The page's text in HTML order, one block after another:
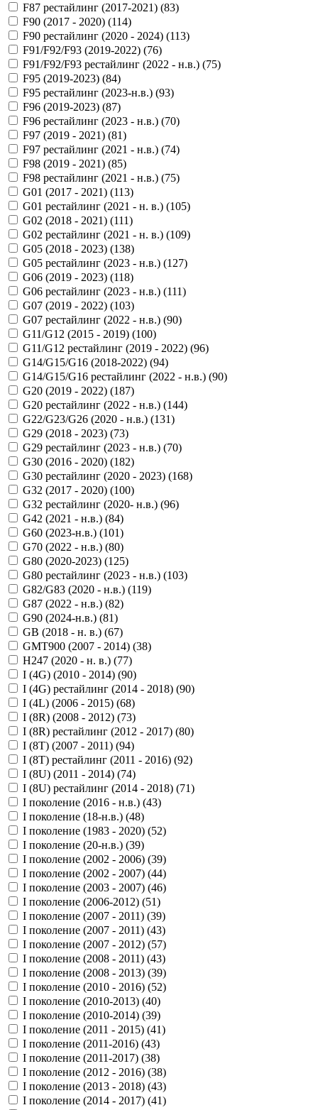
F87 рестайлинг (2017-2021) (83)
F90 (2017 - 2020) (114)
F90 рестайлинг (2020 - 2024) (113)
F91/F92/F93 (2019-2022) (76)
F91/F92/F93 рестайлинг (2022 - н.в.) (75)
F95 (2019-2023) (84)
F95 рестайлинг (2023-н.в.) (93)
F96 (2019-2023) (87)
F96 рестайлинг (2023 - н.в.) (70)
F97 (2019 - 2021) (81)
F97 рестайлинг (2021 - н.в.) (74)
F98 (2019 - 2021) (85)
F98 рестайлинг (2021 - н.в.) (75)
G01 (2017 - 2021) (113)
G01 рестайлинг (2021 - н. в.) (105)
G02 (2018 - 2021) (111)
G02 рестайлинг (2021 - н. в.) (109)
G05 (2018 - 2023) (138)
G05 рестайлинг (2023 - н.в.) (127)
G06 (2019 - 2023) (118)
G06 рестайлинг (2023 - н.в.) (111)
G07 (2019 - 2022) (103)
G07 рестайлинг (2022 - н.в.) (90)
G11/G12 (2015 - 2019) (100)
G11/G12 рестайлинг (2019 - 2022) (96)
G14/G15/G16 (2018-2022) (94)
G14/G15/G16 рестайлинг (2022 - н.в.) (90)
G20 (2019 - 2022) (187)
G20 рестайлинг (2022 - н.в.) (144)
G22/G23/G26 (2020 - н.в.) (131)
G29 (2018 - 2023) (73)
G29 рестайлинг (2023 - н.в.) (70)
G30 (2016 - 2020) (182)
G30 рестайлинг (2020 - 2023) (168)
G32 (2017 - 2020) (100)
G32 рестайлинг (2020- н.в.) (96)
G42 (2021 - н.в.) (84)
G60 (2023-н.в.) (101)
G70 (2022 - н.в.) (80)
G80 (2020-2023) (125)
G80 рестайлинг (2023 - н.в.) (103)
G82/G83 (2020 - н.в.) (119)
G87 (2022 - н.в.) (82)
G90 (2024-н.в.) (81)
GB (2018 - н. в.) (67)
GMT900 (2007 - 2014) (38)
H247 (2020 - н. в.) (77)
I (4G) (2010 - 2014) (90)
I (4G) рестайлинг (2014 - 2018) (90)
I (4L) (2006 - 2015) (68)
I (8R) (2008 - 2012) (73)
I (8R) рестайлинг (2012 - 2017) (80)
I (8T) (2007 - 2011) (94)
I (8T) рестайлинг (2011 - 2016) (92)
I (8U) (2011 - 2014) (74)
I (8U) рестайлинг (2014 - 2018) (71)
I поколение (2016 - н.в.) (43)
I поколение (18-н.в.) (48)
I поколение (1983 - 2020) (52)
I поколение (20-н.в.) (39)
I поколение (2002 - 2006) (39)
I поколение (2002 - 2007) (44)
I поколение (2003 - 2007) (46)
I поколение (2006-2012) (51)
I поколение (2007 - 2011) (39)
I поколение (2007 - 2011) (43)
I поколение (2007 - 2012) (57)
I поколение (2008 - 2011) (43)
I поколение (2008 - 2013) (39)
I поколение (2010 - 2016) (52)
I поколение (2010-2013) (40)
I поколение (2010-2014) (39)
I поколение (2011 - 2015) (41)
I поколение (2011-2016) (43)
I поколение (2011-2017) (38)
I поколение (2012 - 2016) (38)
I поколение (2013 - 2018) (43)
I поколение (2014 - 2017) (41)